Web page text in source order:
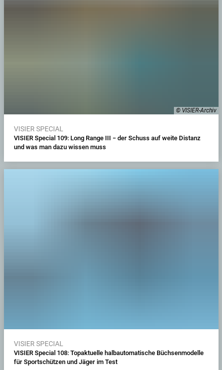
© VISIER-Archiv
VISIER SPECIAL
VISIER Special 109: Long Range III − der Schuss auf weite Distanz
und was man dazu wissen muss
VISIER SPECIAL
VISIER Special 108: Topaktuelle halbautomatische Büchsenmodelle
für Sportschützen und Jäger im Test